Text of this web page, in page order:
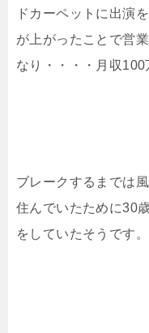
ドカーペットに出演
が上がったことで営
なり・・・・月収100
ブレークするまでは
住んでいたために30
をしていたそうです。